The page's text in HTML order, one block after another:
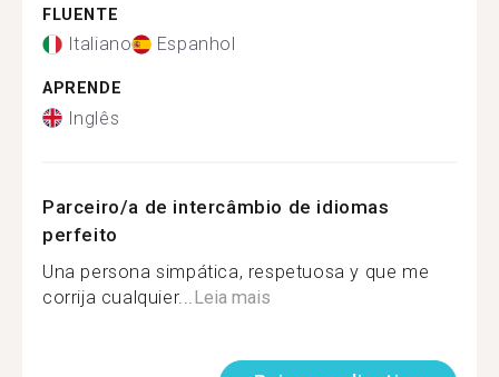
FLUENTE
Italiano Espanhol
APRENDE
Inglês
Parceiro/a de intercâmbio de idiomas
perfeito
Una persona simpática, respetuosa y que me
corrija cualquier... Leia mais